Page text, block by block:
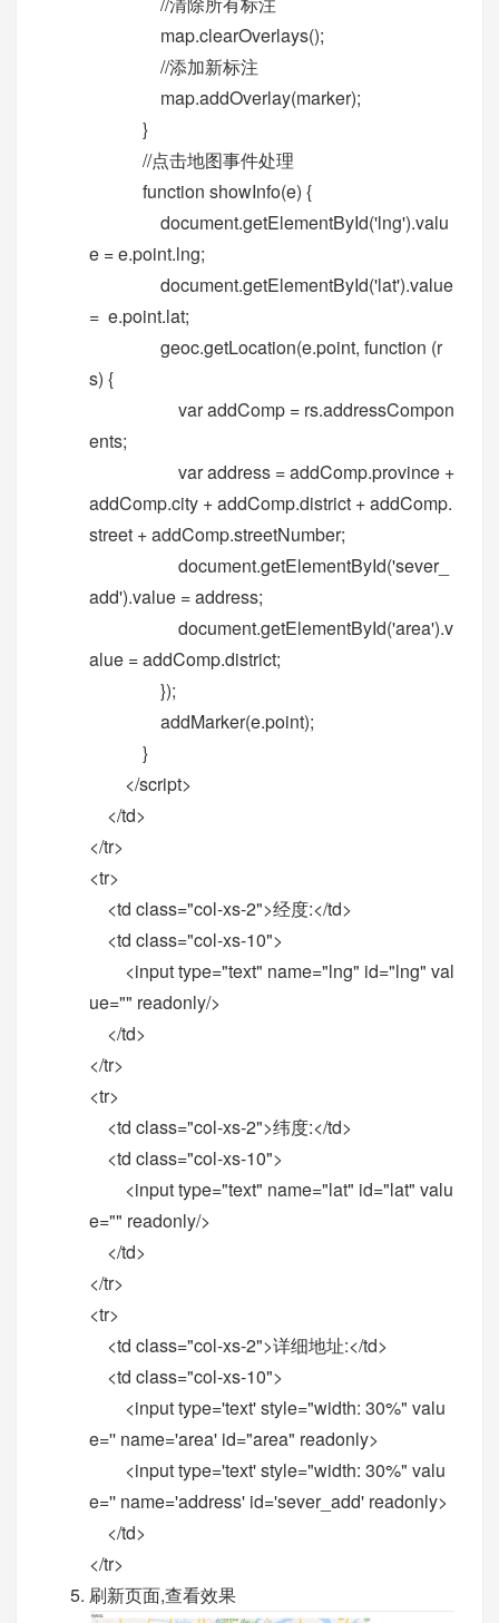
map.clearOverlays();
//添加新标注
map.addOverlay(marker);
}
//点击地图事件处理
function showInfo(e) {
document.getElementById('lng').valu
e = e.point.lng;
document.getElementById('lat').value
= e.point.lat;
geoc.getLocation(e.point, function (r
s) {
var addComp = rs.addressCompon
ents;
var address = addComp.province +
addComp.city + addComp.district + addComp.
street + addComp.streetNumber;
document.getElementById('sever_
add').value = address;
document.getElementById('area').v
alue = addComp.district;
});
addMarker(e.point);
}
</script>
</td>
</tr>
<tr>
<td class="col-xs-2">经度:</td>
<td class="col-xs-10">
<input type="text" name="lng" id="lng" val
ue="" readonly/>
</td>
</tr>
<tr>
<td class="col-xs-2">纬度:</td>
<td class="col-xs-10">
<input type="text" name="lat" id="lat" valu
e="" readonly/>
</td>
</tr>
<tr>
<td class="col-xs-2">详细地址:</td>
<td class="col-xs-10">
<input type='text' style="width: 30%" valu
e='' name='area' id="area" readonly>
<input type='text' style="width: 30%" valu
e='' name='address' id='sever_add' readonly>
</td>
</tr>
刷新页面,查看效果